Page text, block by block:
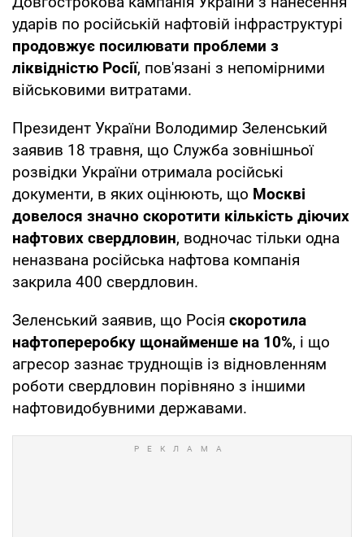
ударів по російській нафтовій інфраструктурі
продовжує посилювати проблеми з
ліквідністю Росії, пов'язані з непомірними
військовими витратами.
Президент України Володимир Зеленський
заявив 18 травня, що Служба зовнішньої
розвідки України отримала російські
документи, в яких оцінюють, що Москві
довелося значно скоротити кількість діючих
нафтових свердловин, водночас тільки одна
неназвана російська нафтова компанія
закрила 400 свердловин.
Зеленський заявив, що Росія скоротила
нафтопереробку щонайменше на 10%, і що
агресор зазнає труднощів із відновленням
роботи свердловин порівняно з іншими
нафтовидобувними державами.